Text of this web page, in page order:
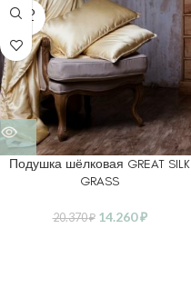
SOLD
OUT
Подушка шёлковая GREAT SILK
GRASS
20.370₽ 14.260₽